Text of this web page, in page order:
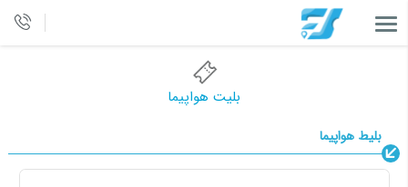
بلیت هواپیما
بلیط هواپیما